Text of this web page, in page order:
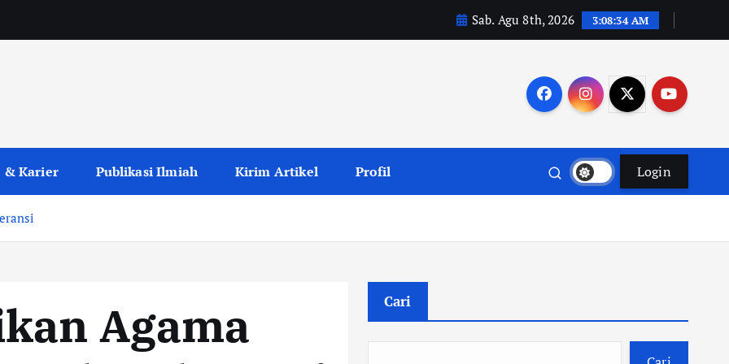
Sab. Agu 8th, 2026 3:08:35 AM
& Karier Publikasi Ilmiah Kirim Artikel Profil Login
Agama
Cari